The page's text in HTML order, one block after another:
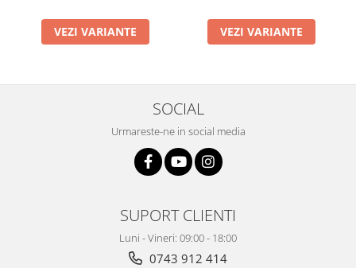
VEZI VARIANTE VEZI VARIANTE
SOCIAL
Urmareste-ne in social media
SUPORT CLIENTI
Luni - Vineri: 09:00 - 18:00
0743 912 414